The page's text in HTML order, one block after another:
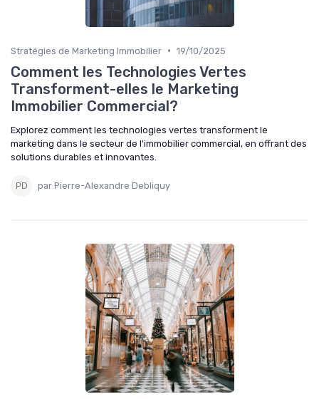
Stratégies de Marketing Immobilier • 19/10/2025
Comment les Technologies Vertes
Transforment-elles le Marketing
Immobilier Commercial?
Explorez comment les technologies vertes transforment le
marketing dans le secteur de l'immobilier commercial, en offrant des
solutions durables et innovantes.
par Pierre-Alexandre Debliquy